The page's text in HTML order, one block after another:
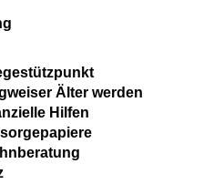
Älter werden
Hilfen